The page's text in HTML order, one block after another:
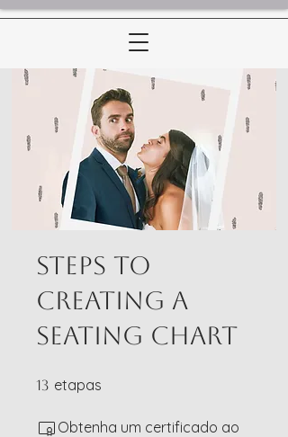
Steps to
Creating a
Seating Chart
13 etapas
Obtenha um certificado ao